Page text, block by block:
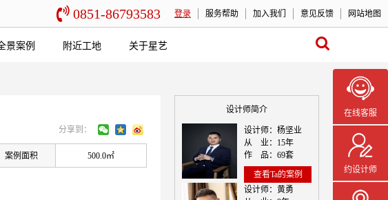
0851-86793583 登录 服务帮助 加入我们 意见反馈 网站地图
景案例 附近工地 关于星艺
在线客服
约设计师
分享到：
案例面积 500.0㎡
设计师简介
设计师：杨坚业
从 业：15年
作 品：69套
查看Ta的案例
设计师：黄勇